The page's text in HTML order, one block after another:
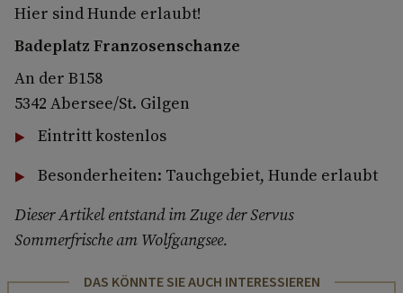
Hier sind Hunde erlaubt!
Badeplatz Franzosenschanze
An der B158
5342 Abersee/St. Gilgen
Eintritt kostenlos
Besonderheiten: Tauchgebiet, Hunde erlaubt
Dieser Artikel entstand im Zuge der Servus
Sommerfrische am Wolfgangsee.
DAS KÖNNTE SIE AUCH INTERESSIEREN